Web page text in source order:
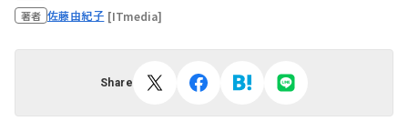
著者 佐藤由紀子 [ITmedia]
Share